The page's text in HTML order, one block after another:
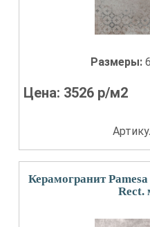
Размеры:
Цена: 3526 р/м2
Керамогранит
Rect.